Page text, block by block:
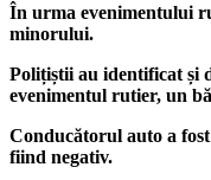
În urma evenimentului
minorului.
Polițiștii au identificat și
evenimentul rutier, un
Conducătorul auto a
fiind negativ.